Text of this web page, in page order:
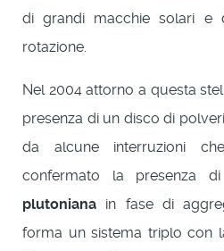
di grandi macchie solari e
rotazione.
Nel 2004 attorno a questa
presenza di un disco di
da alcune interruzioni
confermato la presenza di
plutoniana in fase di
forma un sistema triplo con